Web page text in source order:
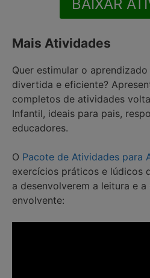
BAIXAR
Mais Atividades
Quer estimular o
divertida e eficiente?
completos de atividades
Infantil, ideais para pais,
educadores.
O Pacote de Atividades para
exercícios práticos e lúdicos
a desenvolverem a leitura e
envolvente: